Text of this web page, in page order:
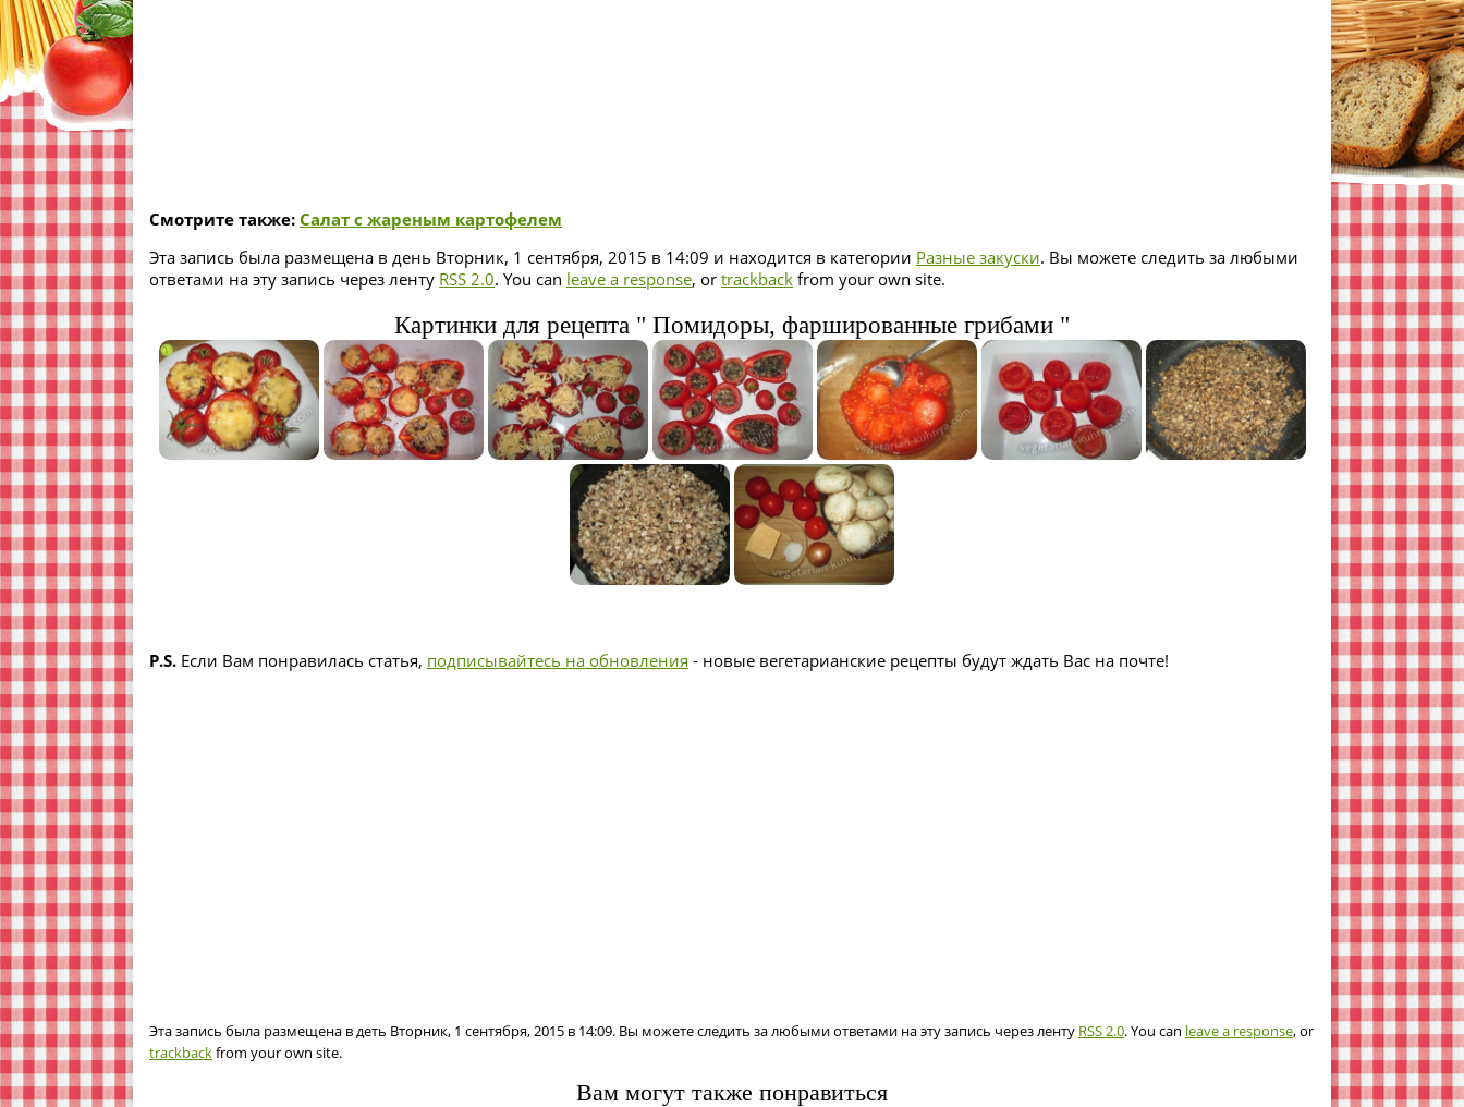
Смотрите также: Салат с жареным картофелем
Эта запись была размещена в день Вторник, 1 сентября, 2015 в 14:09 и находится в категории Разные закуски. Вы можете следить за любыми
ответами на эту запись через ленту RSS 2.0. You can leave a response, or trackback from your own site.
Картинки для рецепта " Помидоры, фаршированные грибами "
P.S. Если Вам понравилась статья, подписывайтесь на обновления - новые вегетарианские рецепты будут ждать Вас на почте!
Эта запись была размещена в деть Вторник, 1 сентября, 2015 в 14:09. Вы можете следить за любыми ответами на эту запись через ленту RSS 2.0. You can leave a response, or
trackbackfrom your own site.
Вам могут также понравиться